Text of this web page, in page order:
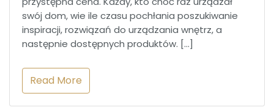
swój dom, wie ile czasu pochłania poszukiwanie
inspiracji, rozwiązań do urządzania wnętrz, a
następnie dostępnych produktów. […]
Read More